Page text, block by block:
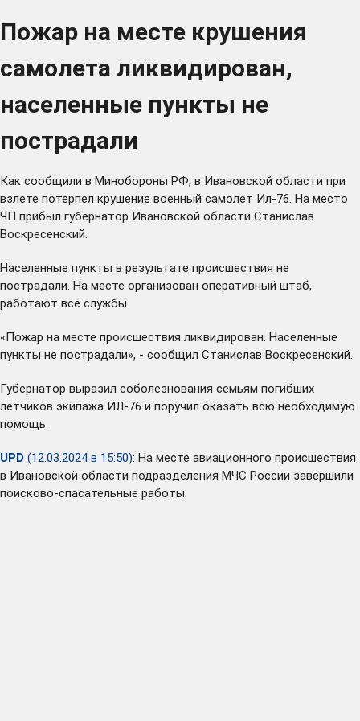
Пожар на месте крушения
самолета ликвидирован,
населенные пункты не
пострадали
Как сообщили в Минобороны РФ, в Ивановской области при
взлете потерпел крушение военный самолет Ил-76. На место
ЧП прибыл губернатор Ивановской области Станислав
Воскресенский.
Населенные пункты в результате происшествия не
пострадали. На месте организован оперативный штаб,
работают все службы.
«Пожар на месте происшествия ликвидирован. Населенные
пункты не пострадали», - сообщил Станислав Воскресенский.
Губернатор выразил соболезнования семьям погибших
лётчиков экипажа ИЛ-76 и поручил оказать всю необходимую
помощь.
UPD (12.03.2024 в 15:50): На месте авиационного происшествия
в Ивановской области подразделения МЧС России завершили
поисково-спасательные работы.